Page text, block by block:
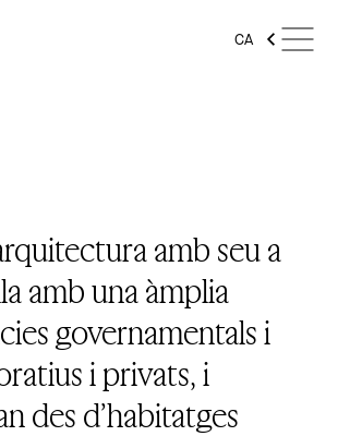
CA
amb seu a
amb una àmplia
governamentals i
i privats, i
des d’habitatges